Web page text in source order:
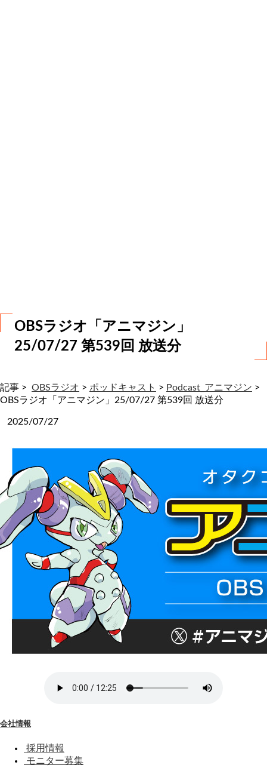
OBSラジオ「アニマジン」
25/07/27 第539回 放送分
記事 > OBSラジオ > ポッドキャスト > Podcast_アニマジン >
OBSラジオ「アニマジン」25/07/27 第539回 放送分
2025/07/27
会社情報
採用情報
モニター募集